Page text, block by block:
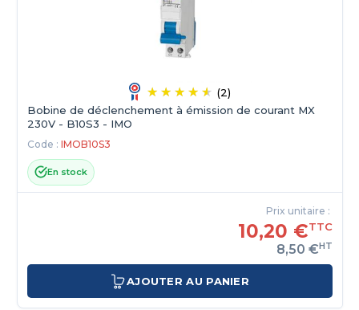
(2)
Bobine de déclenchement à émission de courant MX
230V - B10S3 - IMO
Code : IMOB10S3
En stock
Prix unitaire :
10,20 €TTC
8,50 €HT
AJOUTER AU PANIER